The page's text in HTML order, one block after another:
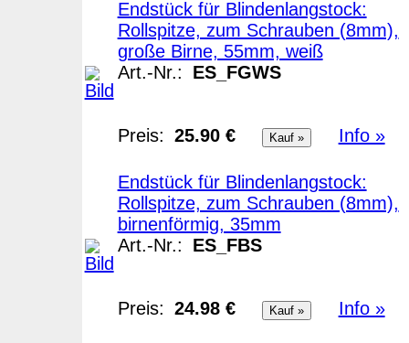
Endstück für Blindenlangstock:
Rollspitze, zum Schrauben (8mm),
große Birne, 55mm, weiß
Art.-Nr.:
ES_FGWS
Preis: 25.90 € Info »
Endstück für Blindenlangstock:
Rollspitze, zum Schrauben (8mm),
birnenförmig, 35mm
Art.-Nr.:
ES_FBS
Preis: 24.98 € Info »